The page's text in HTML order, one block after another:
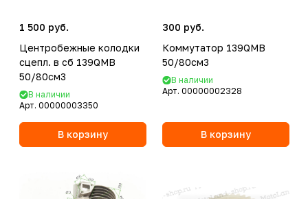
1 500 руб.
Центробежные колодки
сцепл. в сб 139QMB
50/80см3
В наличии
Арт. 00000003350
В корзину
300 руб.
Коммутатор 139QMB
50/80см3
В наличии
Арт. 00000002328
В корзину